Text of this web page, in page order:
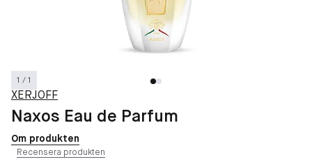
1 / 1
XERJOFF
Naxos Eau de Parfum
Om produkten
Recensera produkten